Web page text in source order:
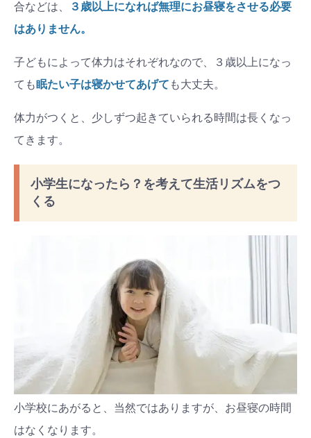
合などは、
３歳以上になれば無理にお昼寝をさせる必要
はありません。
子どもによって体力はそれぞれなので、３歳以上になっ
ても眠たい子は寝かせてあげて も大丈夫。
体力がつくと、少しずつ起きていられる時間は長くなっ
てきます。
小学生になったら？を考えて生活リズムをつ
くる
小学校にあがると、当然ではありますが、お昼寝の時間
はなくなります。